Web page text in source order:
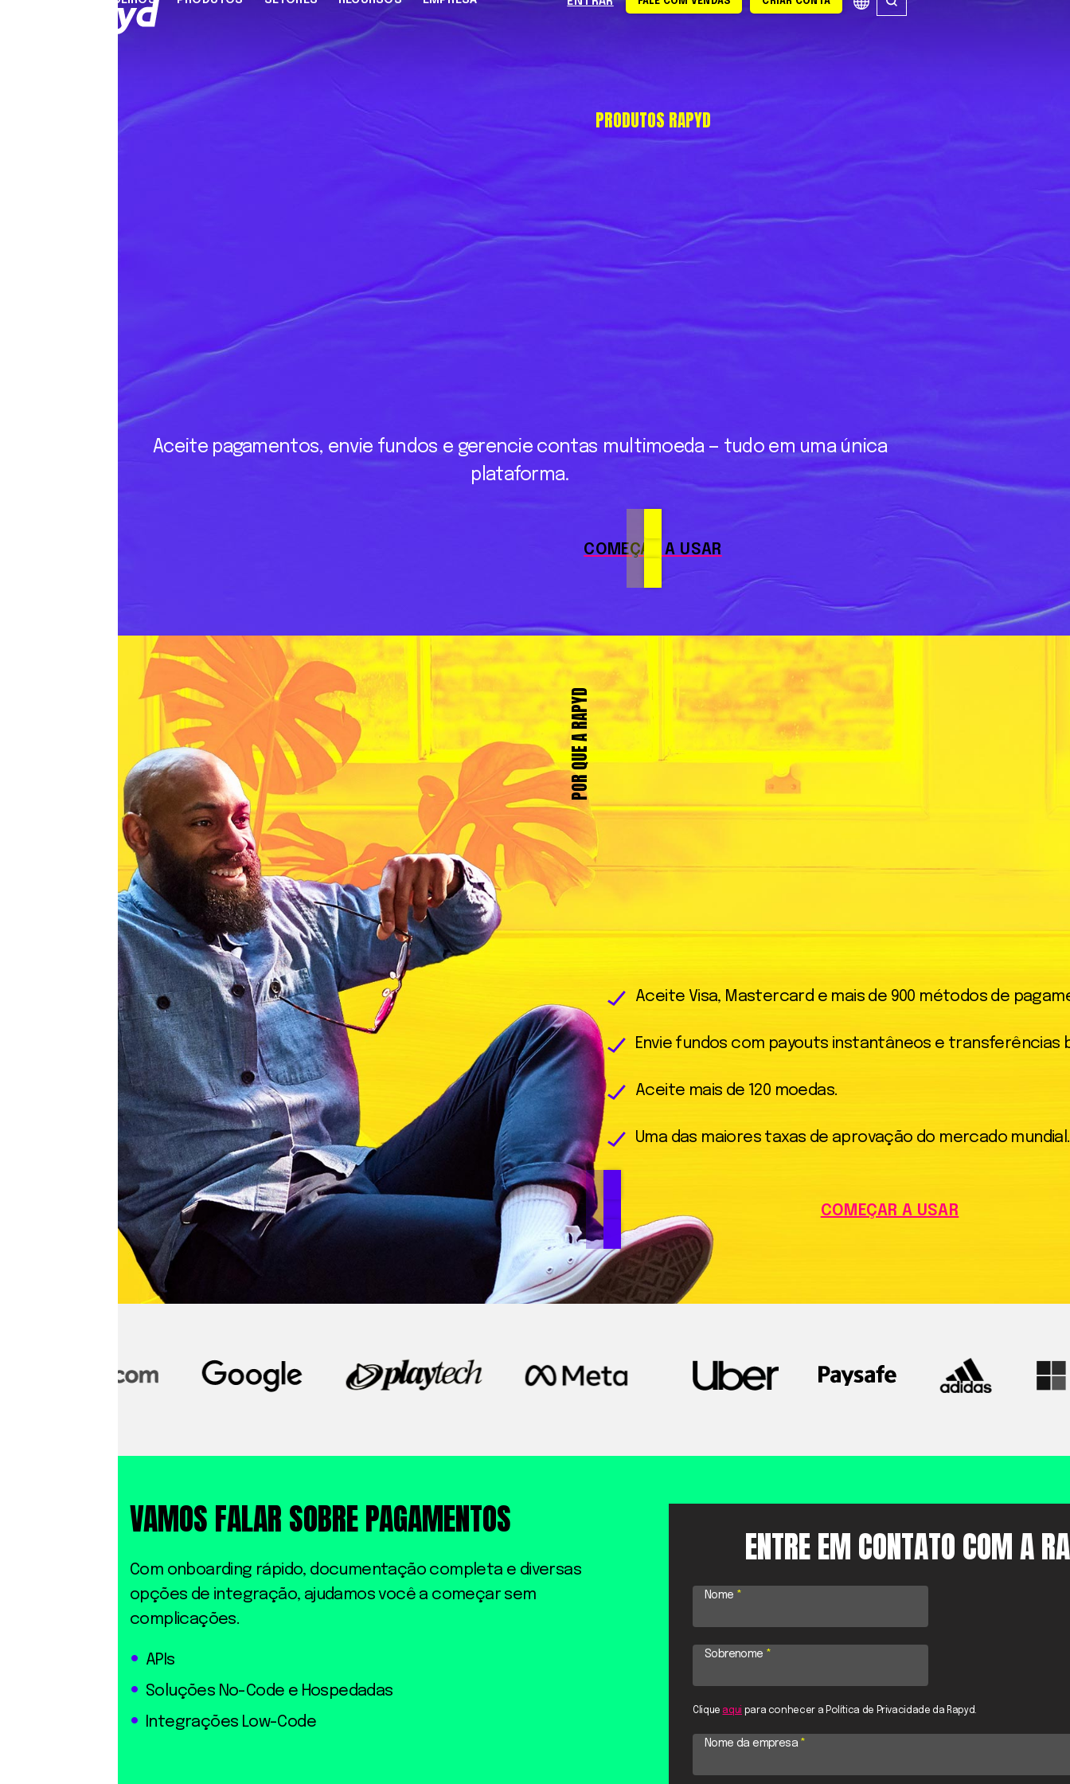
INFRAESTRUTURA DE SERVIÇOS
FINANCEIROS
Aceitar pagamentos on-line
PRODUTOS RAPYD
Aceite pagamentos, envie fundos e gerencie contas multimoeda — tudo em uma única
plataforma.
COMEÇAR A USAR
POR QUE A RAPYD
Aceite Visa, Mastercard e mais de 900 métodos de
Envie fundos com payouts instantâneos e transferências
Aceite mais de 120 moedas.
Uma das maiores taxas de aprovação do mercado mundial.
COMEÇAR A USAR
VAMOS FALAR SOBRE PAGAMENTOS
Com onboarding rápido, documentação completa e diversas
opções de integração, ajudamos você a começar sem
complicações.
APIs
Soluções No-Code e Hospedadas
Integrações Low-Code
ENTRE EM CONTATO COM A
Nome *
Sobrenome *
Clique aqui para conhecer a Política de Privacidade da Rapyd.
Nome da empresa *